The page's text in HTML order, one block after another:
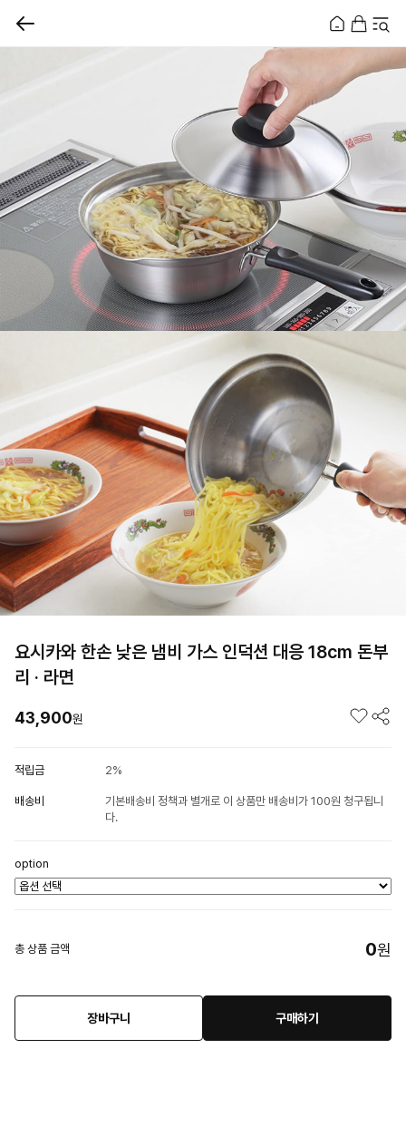
요시카와 한손 낮은 냄비 가스 인덕션 대응 18cm 돈부
리 · 라면
43,900원
적립금 2%
배송비
기본배송비 정책과 별개로 이 상품만 배송비가 100원 청구됩니
다.
option
총 상품 금액 0원
장바구니 구매하기